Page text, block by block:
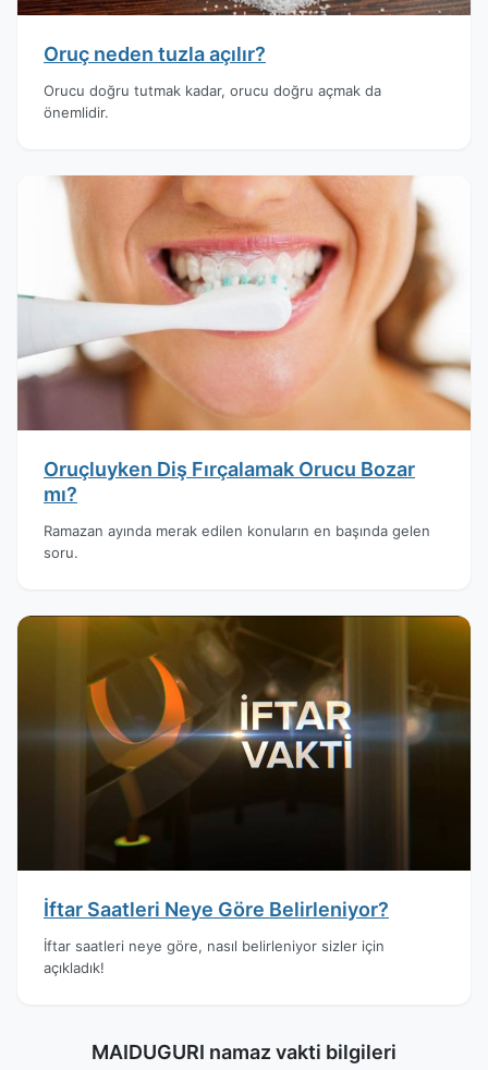
Oruç neden tuzla açılır?
Orucu doğru tutmak kadar, orucu doğru açmak da
önemlidir.
Oruçluyken Diş Fırçalamak Orucu Bozar
mı?
Ramazan ayında merak edilen konuların en başında gelen
soru.
İftar Saatleri Neye Göre Belirleniyor?
İftar saatleri neye göre, nasıl belirleniyor sizler için
açıkladık!
MAIDUGURI namaz vakti bilgileri